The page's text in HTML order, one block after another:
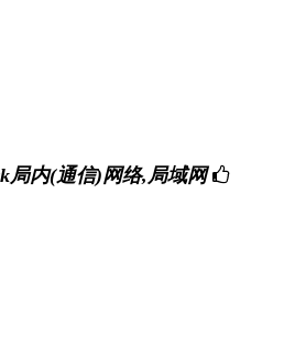
局内(通信)网络,局域网